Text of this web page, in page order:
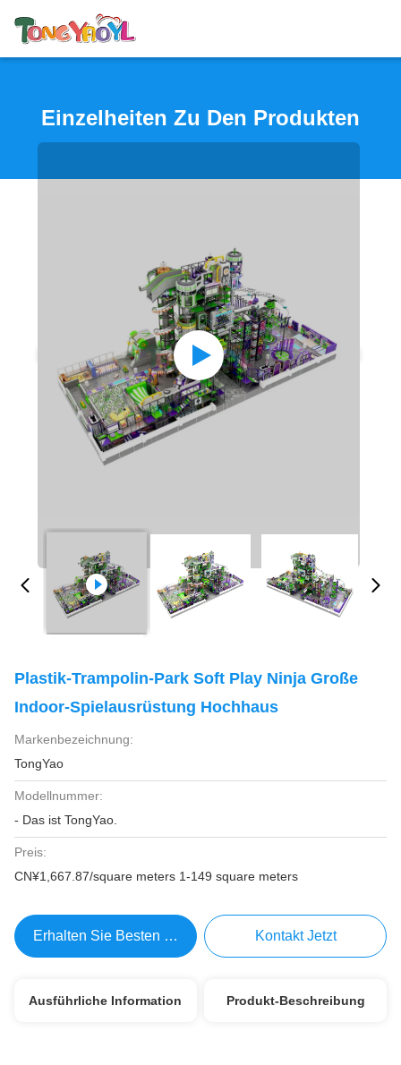
Einzelheiten Zu Den Produkten
Plastik-Trampolin-Park Soft Play Ninja Große
Indoor-Spielausrüstung Hochhaus
Markenbezeichnung:
TongYao
Modellnummer:
- Das ist TongYao.
Preis:
CN¥1,667.87/square meters 1-149 square meters
Erhalten Sie Besten Preis Kontakt Jetzt
Ausführliche Information Produkt-Beschreibung